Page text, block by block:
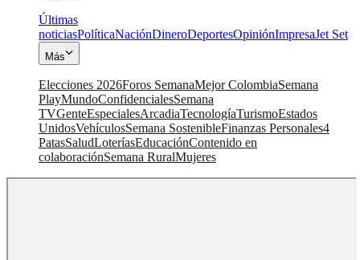
Últimas
noticiasPolíticaNaciónDineroDeportesOpiniónImpresaJet Set
Más
Elecciones 2026Foros SemanaMejor ColombiaSemana
PlayMundoConfidencialesSemana
TVGenteEspecialesArcadiaTecnologíaTurismoEstados
UnidosVehículosSemana SostenibleFinanzas Personales4
PatasSaludLoteríasEducaciónContenido en
colaboraciónSemana RuralMujeres